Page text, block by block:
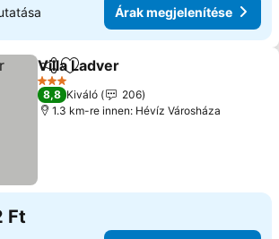
Árak megjelenítése
Megosztás
Hozzáadás a kedvencekhez
Villa Ladver
3 Kategória
8,8 Kiváló
206
1.3 km-re innen: Hévíz Városháza
Ft